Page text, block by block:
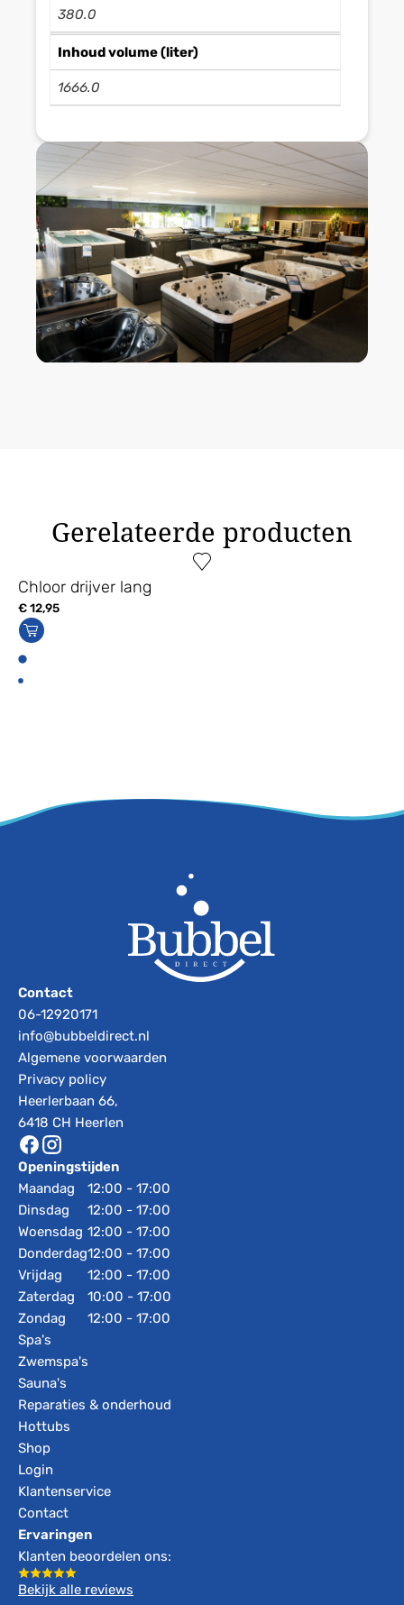
380.0
Inhoud volume (liter)
1666.0
Gerelateerde producten
Chloor drijver lang
€12,95
Contact
06-12920171
info@bubbeldirect.nl
Algemene voorwaarden
Privacy policy
Heerlerbaan 66,
6418 CH Heerlen
Openingstijden
Maandag
Dinsdag
Woensdag
Donderdag
Vrijdag
Zaterdag
Zondag
12:00 - 17:00
12:00 - 17:00
12:00 - 17:00
12:00 - 17:00
12:00 - 17:00
10:00 - 17:00
12:00 - 17:00
Spa's
Zwemspa's
Sauna's
Reparaties & onderhoud
Hottubs
Shop
Login
Klantenservice
Contact
Ervaringen
Klanten beoordelen ons:
Bekijk alle reviews